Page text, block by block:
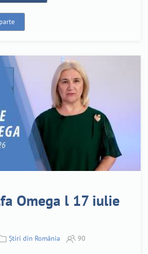
Omega l 17 iulie
Știri din România 90